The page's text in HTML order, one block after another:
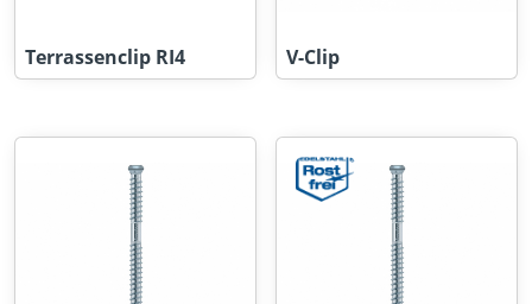
Terrassenclip RI4 V-Clip